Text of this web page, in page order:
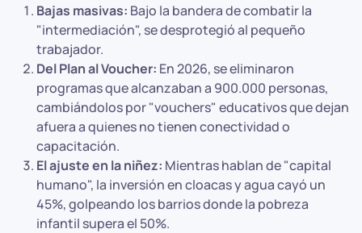
Bajas masivas: Bajo la bandera de combatir la
"intermediación", se desprotegió al pequeño
trabajador.
Del Plan al Voucher: En 2026, se eliminaron
programas que alcanzaban a 900.000 personas,
cambiándolos por "vouchers" educativos que dejan
afuera a quienes no tienen conectividad o
capacitación.
El ajuste en la niñez: Mientras hablan de "capital
humano", la inversión en cloacas y agua cayó un
45%, golpeando los barrios donde la pobreza
infantil supera el 50%.